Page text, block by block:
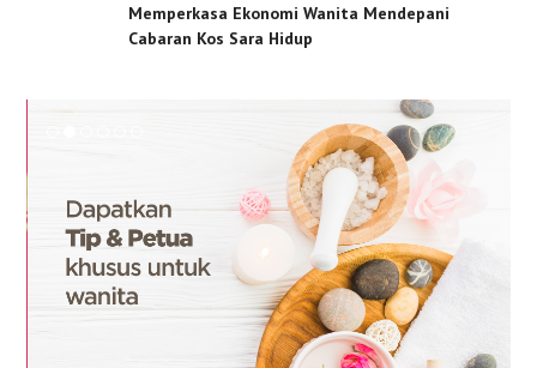
Memperkasa Ekonomi Wanita Mendepani
Cabaran Kos Sara Hidup